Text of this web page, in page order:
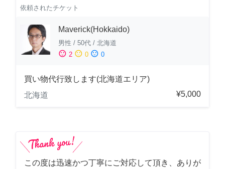
依頼されたチケット
Maverick(Hokkaido)
男性 / 50代 / 北海道
sentiment_satisfied 2 sentiment_neutral 0 sentiment_dissatisfied 0
買い物代行致します(北海道エリア)
北海道
¥5,000
この度は迅速かつ丁寧にご対応して頂き、ありが